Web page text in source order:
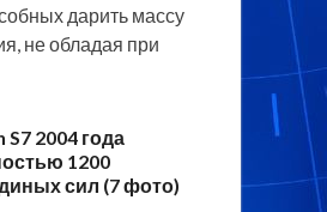
дарить массу
не обладая при
S7 2004 года
1200
сил (7 фото)